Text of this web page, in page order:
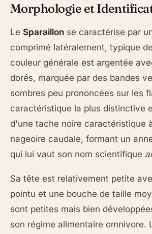
Morphologie et
Le Sparaillon se caractérise par
comprimé latéralement, typique
couleur générale est argentée
dorés, marquée par des bandes
sombres peu prononcées sur les
caractéristique la plus distinctive
d'une tache noire caractéristique
nageoire caudale, formant un
qui lui vaut son nom scientifique
Sa tête est relativement petite
pointu et une bouche de taille
sont petites mais bien
son régime alimentaire omnivore.